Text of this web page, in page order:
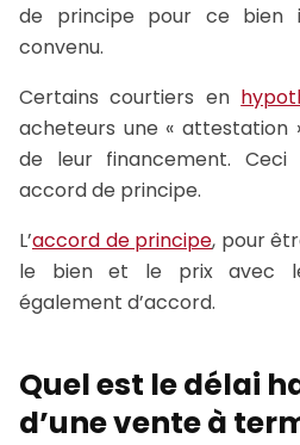
de principe pour ce bien
convenu.
Certains courtiers en
acheteurs une « attestation
de leur financement.
accord de principe.
L’accord de principe, pour
le bien et le prix avec
également d’accord.
Quel est le délai
d’une vente à